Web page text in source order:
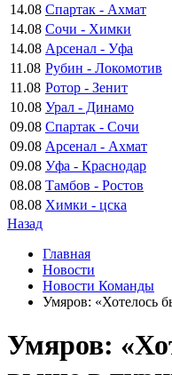
14.08 Спартак - Ахмат
14.08 Сочи - Химки
14.08 Арсенал - Уфа
11.08 Рубин - Локомотив
11.08 Ротор - Зенит
10.08 Урал - Динамо
09.08 Спартак - Сочи
09.08 Арсенал - Ахмат
09.08 Уфа - Краснодар
08.08 Тамбов - Ростов
08.08 Химки - цска
Назад
Главная
Новости
Новости Команды
Умяров: «Хотелось
Умяров: